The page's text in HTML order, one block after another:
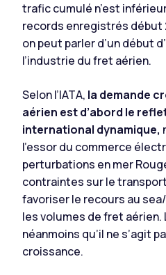
trafic cumulé n’est
records enregistrés début
on peut parler d’un début
l’industrie du fret aérien.
Selon l’IATA, la demande
aérien est d’abord le
international dynamique,
l'essor du commerce
perturbations en mer
contraintes sur le
favoriser le recours au
les volumes de fret aérien.
néanmoins qu’il ne s’agit
croissance.